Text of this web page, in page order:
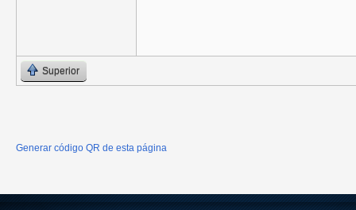
Superior
Generar código QR de esta página